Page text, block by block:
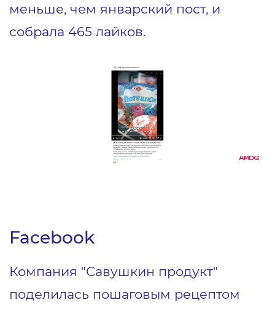
меньше, чем январский пост, и
собрала 465 лайков.
Facebook
Компания "Савушкин продукт"
поделилась пошаговым рецептом